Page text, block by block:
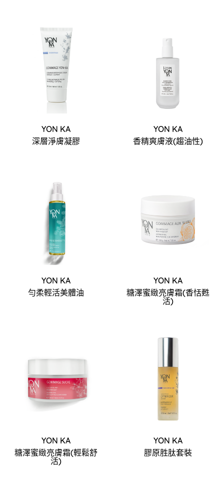
YON KA
深層淨膚凝膠
YON KA
香精爽膚液(趨油性)
YON KA
勻柔輕活美體油
YON KA
糖澤蜜緻亮膚霜(香恬甦
活)
YON KA
糖澤蜜緻亮膚霜(輕鬆舒
活)
YON KA
膠原胜肽套裝